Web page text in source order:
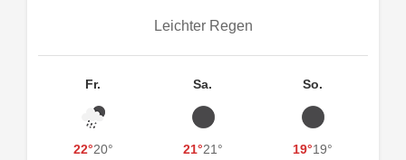
Leichter Regen
Fr.
22°20°
Sa.
21°21°
So.
19°19°